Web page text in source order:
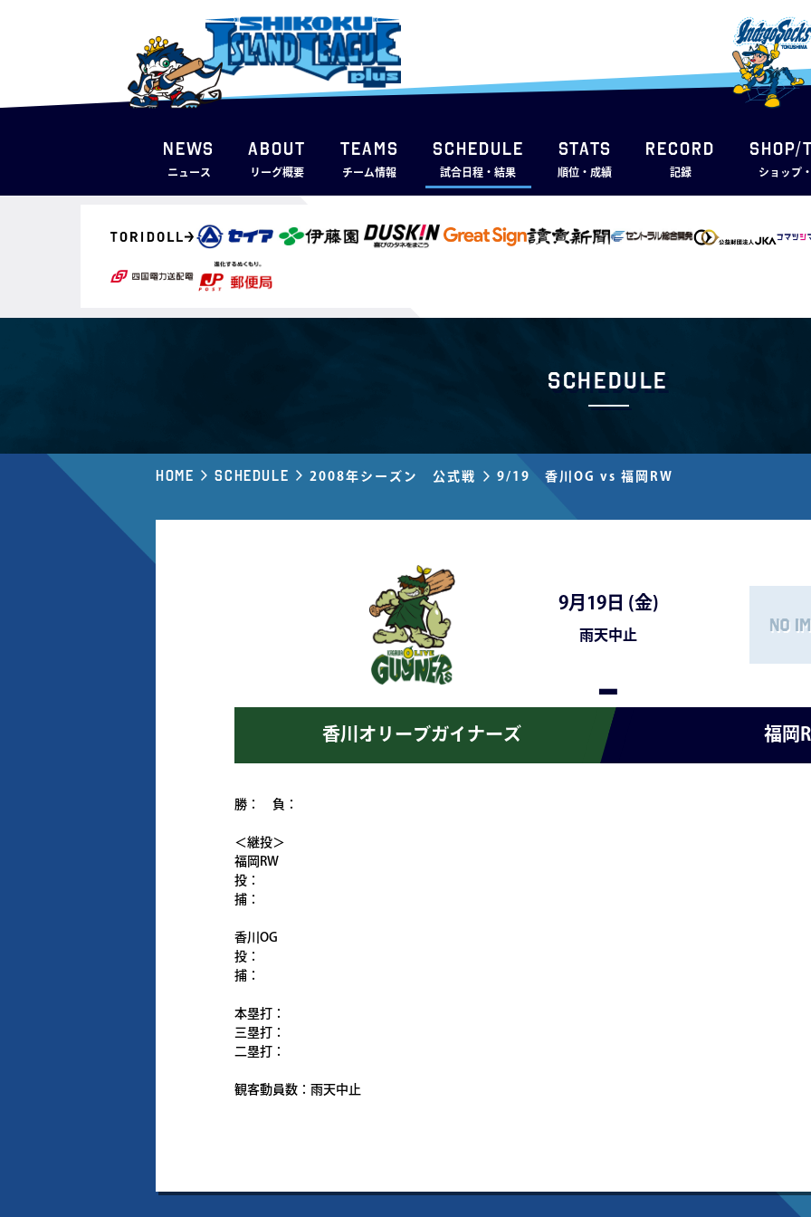
NEWS
ニュース
ABOUT
リーグ概要
TEAMS
チーム情報
SCHEDULE
試合日程・結果
STATS
順位・成績
RECORD
記録
SHOP/
ショップ
Schedule
Home Schedule 2008年シーズン 公式戦 9/19 香川OG vs 福岡RW
9月19日 (金)
雨天中止
-
香川オリーブガイナーズ 福岡
勝： 負：
＜継投＞
福岡RW
投：
捕：
香川OG
投：
捕：
本塁打：
三塁打：
二塁打：
観客動員数：雨天中止